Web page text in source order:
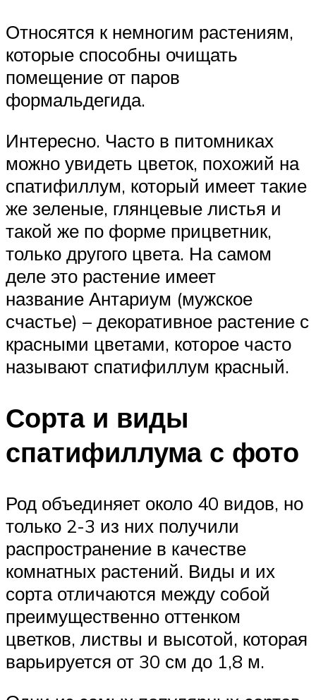
Относятся к немногим растениям,
которые способны очищать
помещение от паров
формальдегида.
Интересно. Часто в питомниках
можно увидеть цветок, похожий на
спатифиллум, который имеет такие
же зеленые, глянцевые листья и
такой же по форме прицветник,
только другого цвета. На самом
деле это растение имеет
название Антариум (мужское
счастье) – декоративное растение с
красными цветами, которое часто
называют спатифиллум красный.
Сорта и виды
спатифиллума с фото
Род объединяет около 40 видов, но
только 2-3 из них получили
распространение в качестве
комнатных растений. Виды и их
сорта отличаются между собой
преимущественно оттенком
цветков, листвы и высотой, которая
варьируется от 30 см до 1,8 м.